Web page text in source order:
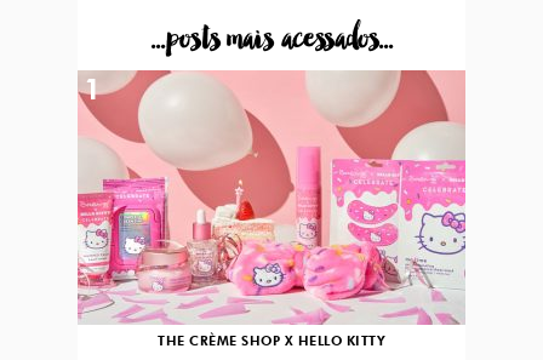
...posts mais acessados...
THE CRÈME SHOP X HELLO KITTY
1